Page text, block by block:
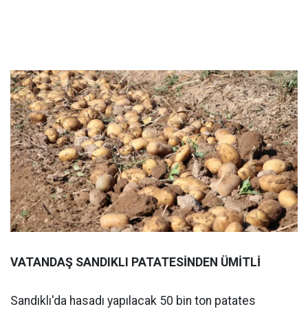
VATANDAŞ SANDIKLI PATATESİNDEN ÜMİTLİ
Sandıklı'da hasadı yapılacak 50 bin ton patates